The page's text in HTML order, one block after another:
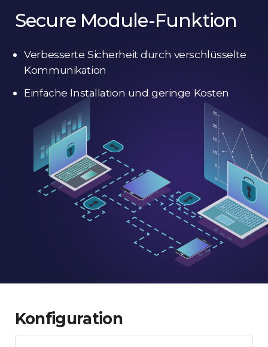
Secure Module-Funktion
Verbesserte Sicherheit durch verschlüsselte
Kommunikation
Einfache Installation und geringe Kosten
Konfiguration